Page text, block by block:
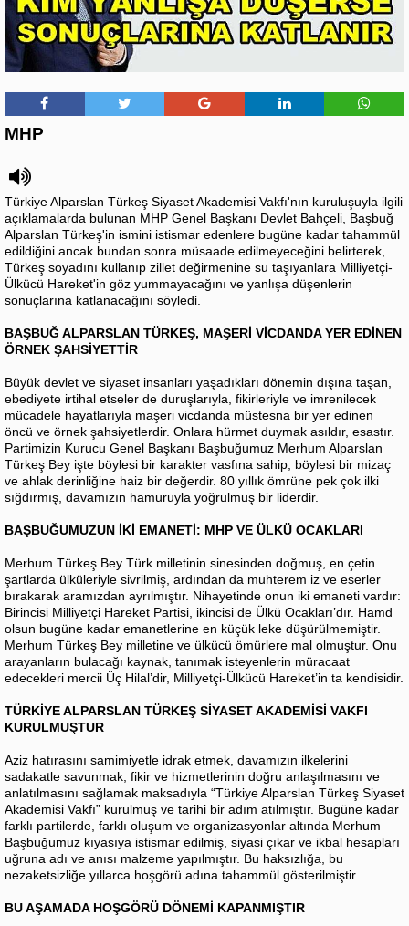
MHP
Türkiye Alparslan Türkeş Siyaset Akademisi Vakfı'nın kuruluşuyla ilgili
açıklamalarda bulunan MHP Genel Başkanı Devlet Bahçeli, Başbuğ
Alparslan Türkeş'in ismini istismar edenlere bugüne kadar tahammül
edildiğini ancak bundan sonra müsaade edilmeyeceğini belirterek,
Türkeş soyadını kullanıp zillet değirmenine su taşıyanlara Milliyetçi-
Ülkücü Hareket'in göz yummayacağını ve yanlışa düşenlerin
sonuçlarına katlanacağını söyledi.
BAŞBUĞ ALPARSLAN TÜRKEŞ, MAŞERİ VİCDANDA YER EDİNEN
ÖRNEK ŞAHSİYETTİR
Büyük devlet ve siyaset insanları yaşadıkları dönemin dışına taşan,
ebediyete irtihal etseler de duruşlarıyla, fikirleriyle ve imrenilecek
mücadele hayatlarıyla maşeri vicdanda müstesna bir yer edinen
öncü ve örnek şahsiyetlerdir. Onlara hürmet duymak asıldır, esastır.
Partimizin Kurucu Genel Başkanı Başbuğumuz Merhum Alparslan
Türkeş Bey işte böylesi bir karakter vasfına sahip, böylesi bir mizaç
ve ahlak derinliğine haiz bir değerdir. 80 yıllık ömrüne pek çok ilki
sığdırmış, davamızın hamuruyla yoğrulmuş bir liderdir.
BAŞBUĞUMUZUN İKİ EMANETİ: MHP VE ÜLKÜ OCAKLARI
Merhum Türkeş Bey Türk milletinin sinesinden doğmuş, en çetin
şartlarda ülküleriyle sivrilmiş, ardından da muhterem iz ve eserler
bırakarak aramızdan ayrılmıştır. Nihayetinde onun iki emaneti vardır:
Birincisi Milliyetçi Hareket Partisi, ikincisi de Ülkü Ocakları’dır. Hamd
olsun bugüne kadar emanetlerine en küçük leke düşürülmemiştir.
Merhum Türkeş Bey milletine ve ülkücü ömürlere mal olmuştur. Onu
arayanların bulacağı kaynak, tanımak isteyenlerin müracaat
edecekleri mercii Üç Hilal’dir, Milliyetçi-Ülkücü Hareket’in ta kendisidir.
TÜRKİYE ALPARSLAN TÜRKEŞ SİYASET AKADEMİSİ VAKFI
KURULMUŞTUR
Aziz hatırasını samimiyetle idrak etmek, davamızın ilkelerini
sadakatle savunmak, fikir ve hizmetlerinin doğru anlaşılmasını ve
anlatılmasını sağlamak maksadıyla “Türkiye Alparslan Türkeş Siyaset
Akademisi Vakfı” kurulmuş ve tarihi bir adım atılmıştır. Bugüne kadar
farklı partilerde, farklı oluşum ve organizasyonlar altında Merhum
Başbuğumuz kıyasıya istismar edilmiş, siyasi çıkar ve ikbal hesapları
uğruna adı ve anısı malzeme yapılmıştır. Bu haksızlığa, bu
nezaketsizliğe yıllarca hoşgörü adına tahammül gösterilmiştir.
BU AŞAMADA HOŞGÖRÜ DÖNEMİ KAPANMIŞTIR